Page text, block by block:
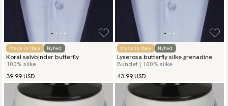
Made in Italy Nyhed
Koral selvbinder butterfly
100% silke
39.99 USD
Made in Italy Nyhed
Lyserosa butterfly silke grenadine
Bundet | 100% silke
43.99 USD